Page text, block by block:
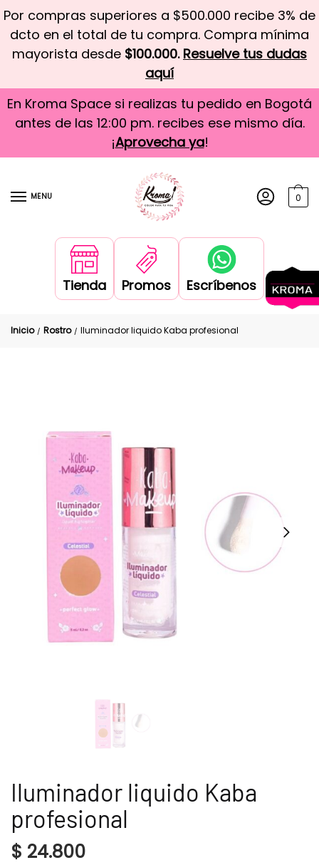
Por compras superiores a $500.000 recibe 3% de
dcto en el total de tu compra. Compra mínima
mayorista desde $100.000. Resuelve tus dudas
aquí
En Kroma Space si realizas tu pedido en Bogotá
antes de las 12:00 pm. recibes ese mismo día.
¡Aprovecha ya!
MENU 0
Tienda Promos Escríbenos
Inicio / Rostro / Iluminador liquido Kaba profesional
Iluminador liquido Kaba
profesional
$ 24.800